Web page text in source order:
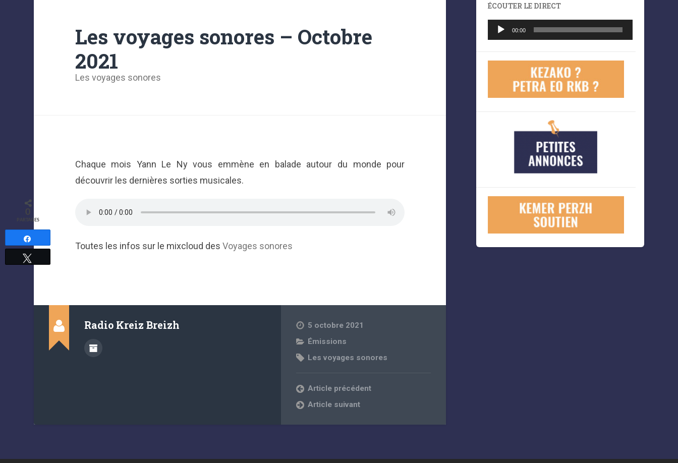
Les voyages sonores – Octobre
2021
Les voyages sonores
Chaque mois Yann Le Ny vous emmène en balade autour du monde pour
découvrir les dernières sorties musicales.
Toutes les infos sur le mixcloud des Voyages sonores
Radio Kreiz Breizh
5 octobre 2021
Émissions
Les voyages sonores
Article précédent
Article suivant
ÉCOUTER LE DIRECT
Lecteur
audio
00:00
PARTAGES